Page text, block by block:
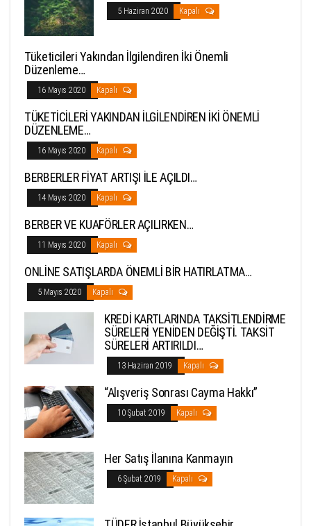
5 Haziran 2020 Kapalı
Tüketicileri Yakından İlgilendiren İki Önemli
Düzenleme…
16 Mayıs 2020 Kapalı
TÜKETİCİLERİ YAKINDAN İLGİLENDİREN İKİ ÖNEMLİ
DÜZENLEME…
16 Mayıs 2020 Kapalı
BERBERLER FİYAT ARTIŞI İLE AÇILDI…
14 Mayıs 2020 Kapalı
BERBER VE KUAFÖRLER AÇILIRKEN…
11 Mayıs 2020 Kapalı
ONLİNE SATIŞLARDA ÖNEMLİ BİR HATIRLATMA…
5 Mayıs 2020 Kapalı
KREDİ KARTLARINDA TAKSİTLENDİRME
SÜRELERİ YENİDEN DEĞİŞTİ. TAKSİT
SÜRELERİ ARTIRILDI…
13 Haziran 2019 Kapalı
“Alışveriş Sonrası Cayma Hakkı”
10 Şubat 2019 Kapalı
Her Satış İlanına Kanmayın
6 Şubat 2019 Kapalı